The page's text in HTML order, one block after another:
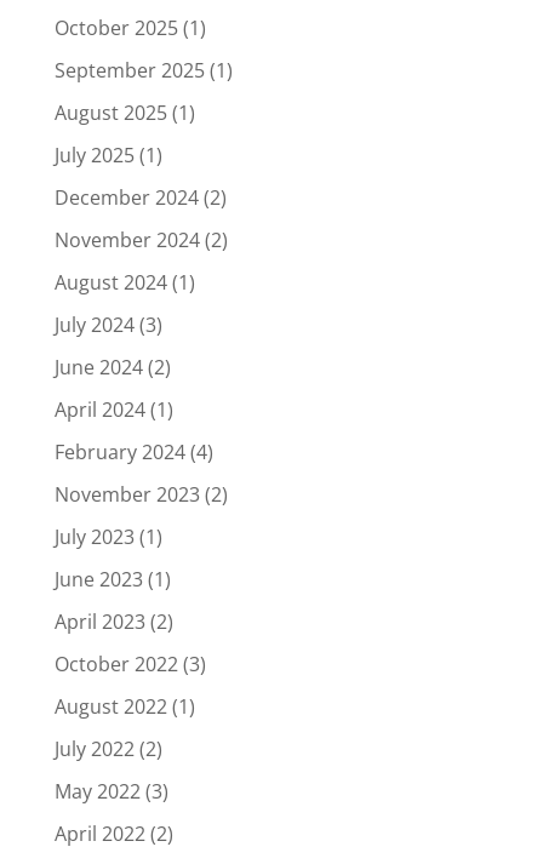
October 2025(1)
September 2025(1)
August 2025(1)
July 2025(1)
December 2024(2)
November 2024(2)
August 2024(1)
July 2024(3)
June 2024(2)
April 2024(1)
February 2024(4)
November 2023(2)
July 2023(1)
June 2023(1)
April 2023(2)
October 2022(3)
August 2022(1)
July 2022(2)
May 2022(3)
April 2022(2)